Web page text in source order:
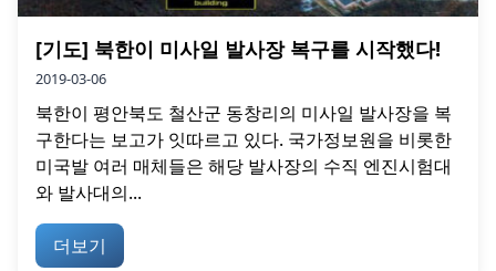
[기도] 북한이 미사일 발사장 복구를 시작했다!
2019-03-06
북한이 평안북도 철산군 동창리의 미사일 발사장을 복
구한다는 보고가 잇따르고 있다. 국가정보원을 비롯한
미국발 여러 매체들은 해당 발사장의 수직 엔진시험대
와 발사대의...
더보기